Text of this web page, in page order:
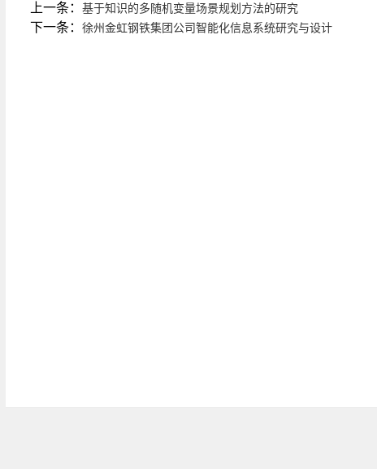
上一条： 基于知识的多随机变量场景规划方法的研究
下一条： 徐州金虹钢铁集团公司智能化信息系统研究与设计